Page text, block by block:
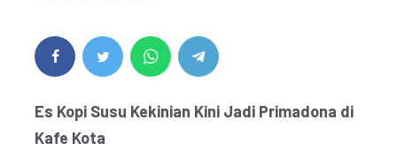
Es Kopi Susu Kekinian Kini Jadi Primadona di
Kafe Kota